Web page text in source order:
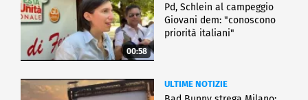
00:58
Pd, Schlein al campeggio
Giovani dem: "conoscono
priorità italiani"
ULTIME NOTIZIE